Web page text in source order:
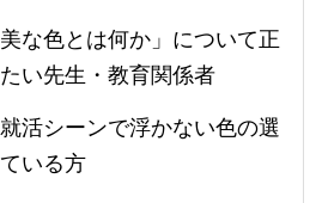
な色とは何か」について正
い先生・教育関係者
活シーンで浮かない色の選
いる方